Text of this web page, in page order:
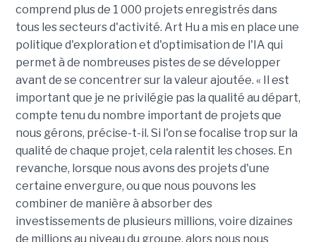
comprend plus de 1 000 projets enregistrés dans
tous les secteurs d'activité. Art Hu a mis en place une
politique d'exploration et d'optimisation de l'IA qui
permet à de nombreuses pistes de se développer
avant de se concentrer sur la valeur ajoutée. « Il est
important que je ne privilégie pas la qualité au départ,
compte tenu du nombre important de projets que
nous gérons, précise-t-il. Si l'on se focalise trop sur la
qualité de chaque projet, cela ralentit les choses. En
revanche, lorsque nous avons des projets d'une
certaine envergure, ou que nous pouvons les
combiner de manière à absorber des
investissements de plusieurs millions, voire dizaines
de millions au niveau du groupe, alors nous nous